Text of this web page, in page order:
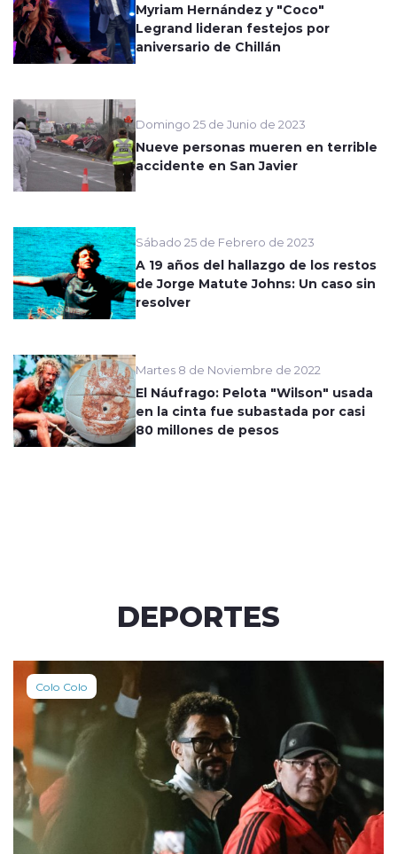
Myriam Hernández y "Coco"
Legrand lideran festejos por
aniversario de Chillán
Domingo 25 de Junio de 2023
Nueve personas mueren en terrible
accidente en San Javier
Sábado 25 de Febrero de 2023
A 19 años del hallazgo de los restos
de Jorge Matute Johns: Un caso sin
resolver
Martes 8 de Noviembre de 2022
El Náufrago: Pelota "Wilson" usada
en la cinta fue subastada por casi
80 millones de pesos
DEPORTES
Colo Colo